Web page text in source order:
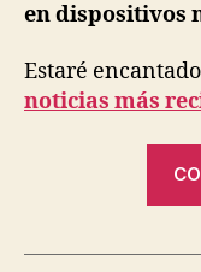
en dispositivos
Estaré
noticias más